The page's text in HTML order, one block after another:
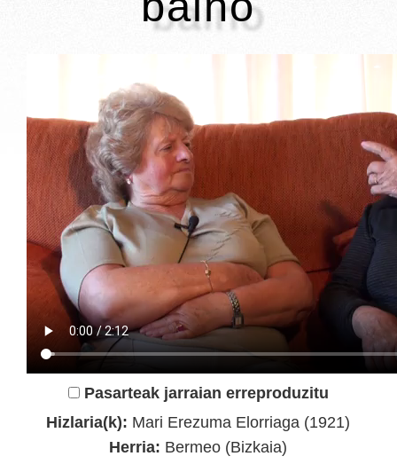
Pasarteak jarraian erreproduzitu
Hizlaria(k): Mari Erezuma Elorriaga (1921)
Herria: Bermeo (Bizkaia)